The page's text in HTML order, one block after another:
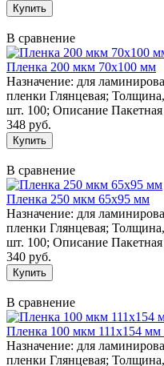
В сравнение
Пленка 200 мкм 70х100 мм
Назначение: для
пленки Глянцевая;
шт. 100; Описание Пакетная
348 руб.
В сравнение
Пленка 250 мкм 65х95 мм
Назначение: для
пленки Глянцевая;
шт. 100; Описание Пакетная
340 руб.
В сравнение
Пленка 100 мкм 111х154
Назначение: для
пленки Глянцевая;